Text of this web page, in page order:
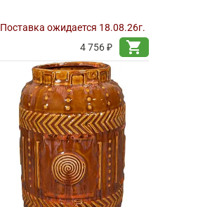
Поставка ожидается 18.08.26г.
4 756 ₽
shopping_cart